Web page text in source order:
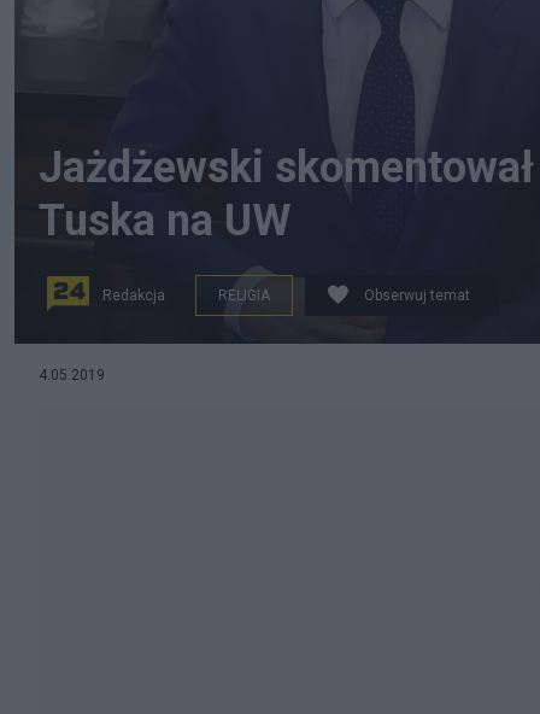
Jażdżewski
Tuska na UW
Redakcja RELIGIA Obserwuj temat
4.05.2019